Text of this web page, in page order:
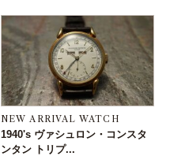
NEW ARRIVAL WATCH
1940's ヴァシュロン・コンスタ
ンタン トリプ...